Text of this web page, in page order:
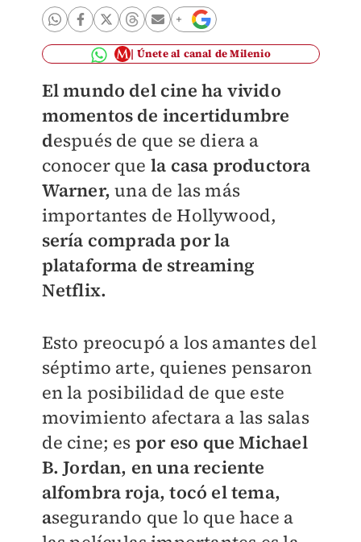
Únete al canal de Milenio
El mundo del cine ha vivido
momentos de incertidumbre
después de que se diera a
conocer que la casa productora
Warner, una de las más
importantes de Hollywood,
sería comprada por la
plataforma de streaming
Netflix.
Esto preocupó a los amantes del
séptimo arte, quienes pensaron
en la posibilidad de que este
movimiento afectara a las salas
de cine; es por eso que Michael
B. Jordan, en una reciente
alfombra roja, tocó el tema,
asegurando que lo que hace a